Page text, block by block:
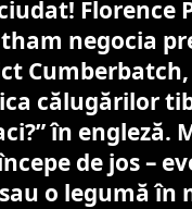
Florence
negocia
călugărilor
în engleză.
de jos –
o legumă în